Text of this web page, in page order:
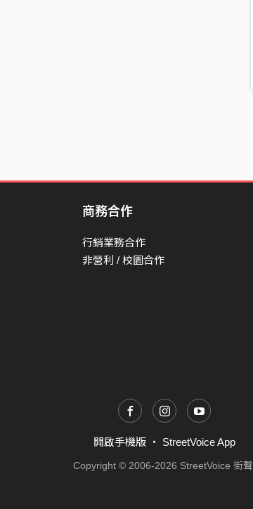
商務合作
行銷業務合作
非營利 / 校園合作
開啟手機版 ・ StreetVoice App
Copyright © 2006-2026 StreetVoice 街聲.